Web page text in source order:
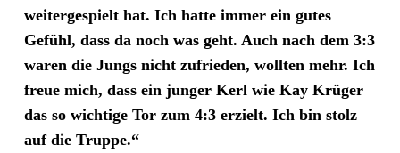
weitergespielt hat. Ich hatte immer ein gutes
Gefühl, dass da noch was geht. Auch nach dem 3:3
waren die Jungs nicht zufrieden, wollten mehr. Ich
freue mich, dass ein junger Kerl wie Kay Krüger
das so wichtige Tor zum 4:3 erzielt. Ich bin stolz
auf die Truppe.“